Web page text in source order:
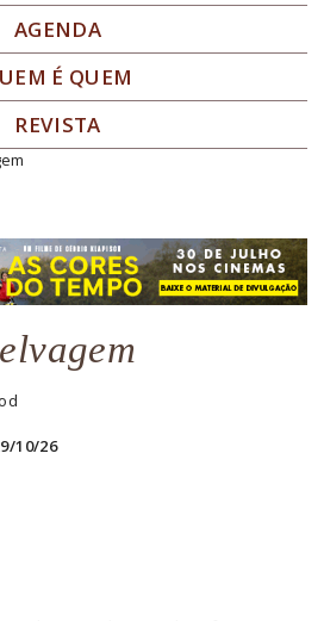
AGENDA
É QUEM
REVISTA
10/26